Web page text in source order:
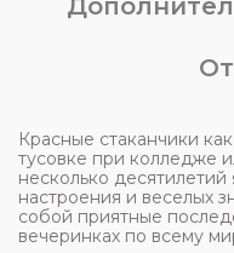
Красные стаканчики
тусовке при колледже
несколько десятилетий
настроения и веселых
собой приятные
вечеринках по всему